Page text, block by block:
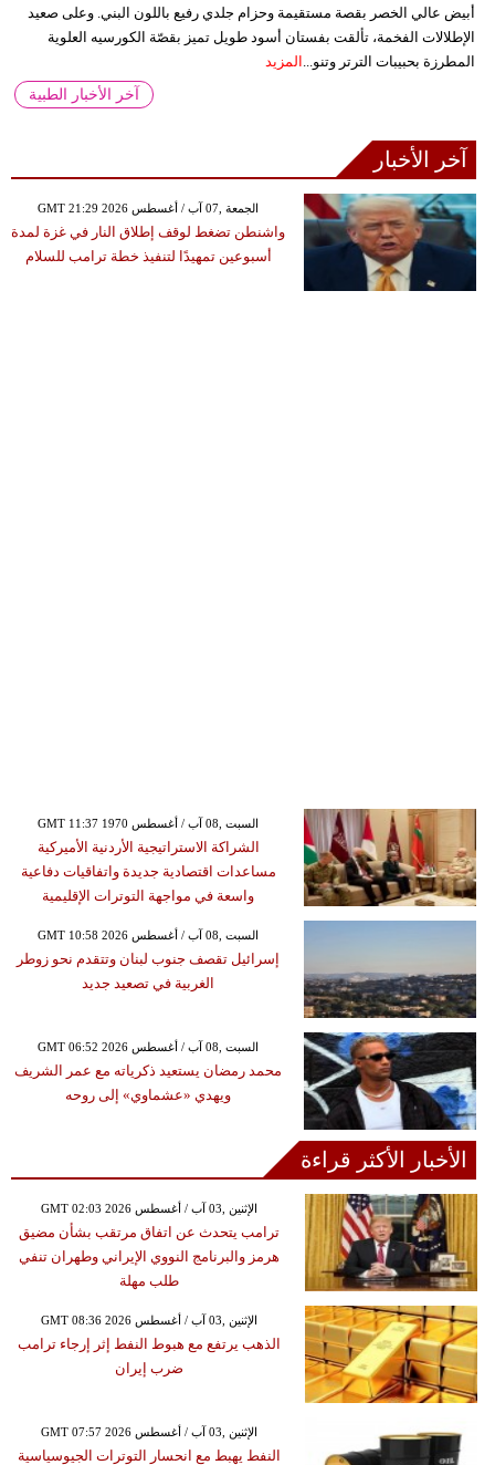
أبيض عالي الخصر بقصة مستقيمة وحزام جلدي رفيع باللون البني. وعلى صعيد
الإطلالات الفخمة، تألقت بفستان أسود طويل تميز بقصّة الكورسيه العلوية
المطرزة بحبيبات الترتر وتنو... المزيد
آخر الأخبار الطبية
آخر الأخبار
GMT 21:29 2026 الجمعة ,07 آب / أغسطس
واشنطن تضغط لوقف إطلاق النار في غزة لمدة
أسبوعين تمهيدًا لتنفيذ خطة ترامب للسلام
GMT 11:37 1970 السبت ,08 آب / أغسطس
الشراكة الاستراتيجية الأردنية الأميركية
مساعدات اقتصادية جديدة واتفاقيات دفاعية
واسعة في مواجهة التوترات الإقليمية
GMT 10:58 2026 السبت ,08 آب / أغسطس
إسرائيل تقصف جنوب لبنان وتتقدم نحو زوطر
الغربية في تصعيد جديد
GMT 06:52 2026 السبت ,08 آب / أغسطس
محمد رمضان يستعيد ذكرياته مع عمر الشريف
ويهدي «عشماوي» إلى روحه
الأخبار الأكثر قراءة
GMT 02:03 2026 الإثنين ,03 آب / أغسطس
ترامب يتحدث عن اتفاق مرتقب بشأن مضيق
هرمز والبرنامج النووي الإيراني وطهران تنفي
طلب مهلة
GMT 08:36 2026 الإثنين ,03 آب / أغسطس
الذهب يرتفع مع هبوط النفط إثر إرجاء ترامب
ضرب إيران
GMT 07:57 2026 الإثنين ,03 آب / أغسطس
النفط يهبط مع انحسار التوترات الجيوسياسية